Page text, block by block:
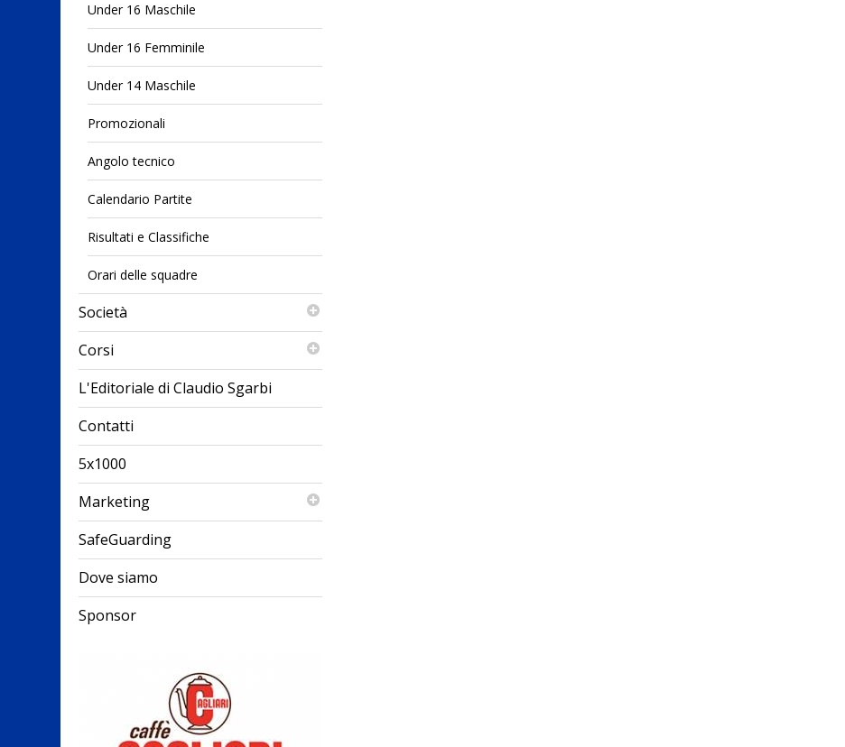
Under 16 Maschile
Under 16 Femminile
Under 14 Maschile
Promozionali
Angolo tecnico
Calendario Partite
Risultati e Classifiche
Orari delle squadre
Società
Corsi
L'Editoriale di Claudio Sgarbi
Contatti
5x1000
Marketing
SafeGuarding
Dove siamo
Sponsor